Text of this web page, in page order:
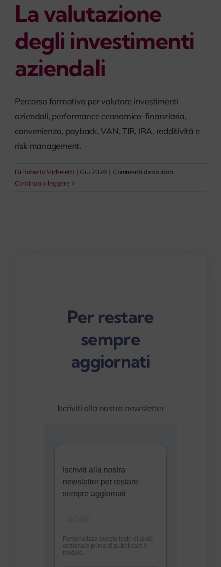
myPeople
La valutazione
degli investimenti
aziendali
Percorso formativo per valutare investimenti
aziendali, performance economico-finanziaria,
convenienza, payback, VAN, TIR, IRA, redditività e
risk management.
Di Roberto Micheletti | Giu 2026 | Commenti disabilitatisu
Continua a leggere
Per restare
sempre
aggiornati
Iscriviti alla nostra newsletter